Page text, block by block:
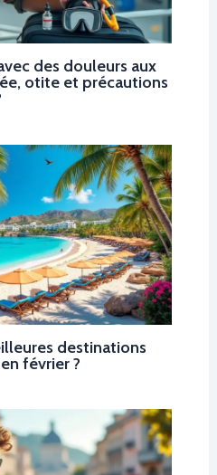
des douleurs aux
otite et précautions
destinations
février ?